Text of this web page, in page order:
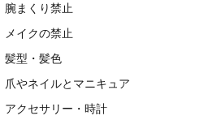
腕まくり禁止
メイクの禁止
髪型・髪色
爪やネイルとマニキュア
アクセサリー・時計